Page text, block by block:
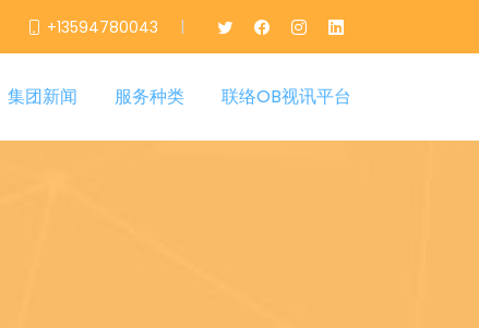
+13594780043 |
集团新闻 服务种类 联络OB视讯平台